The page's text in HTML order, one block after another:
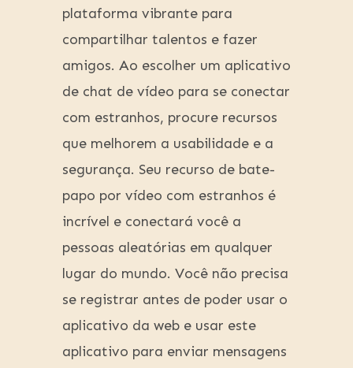
plataforma vibrante para
compartilhar talentos e fazer
amigos. Ao escolher um aplicativo
de chat de vídeo para se conectar
com estranhos, procure recursos
que melhorem a usabilidade e a
segurança. Seu recurso de bate-
papo por vídeo com estranhos é
incrível e conectará você a
pessoas aleatórias em qualquer
lugar do mundo. Você não precisa
se registrar antes de poder usar o
aplicativo da web e usar este
aplicativo para enviar mensagens